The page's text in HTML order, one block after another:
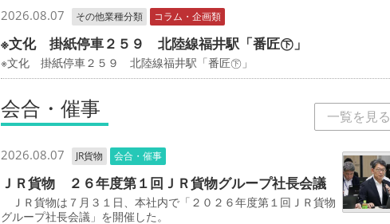
2026.08.07 その他業種分類 コラム・企画類
※文化 掛紙停車２５９ 北陸線福井駅「番匠㊦」
※文化 掛紙停車２５９ 北陸線福井駅「番匠㊦」
会合・催事 一覧を見る
2026.08.07 JR貨物 会合・催事
ＪＲ貨物 ２６年度第１回ＪＲ貨物グループ社長会議
ＪＲ貨物は７月３１日、本社内で「２０２６年度第１回ＪＲ貨物
グループ社長会議」を開催した。